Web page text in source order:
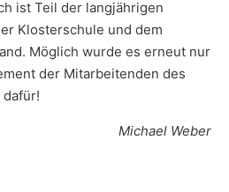
ist Teil der langjährigen
Klosterschule und dem
Möglich wurde es erneut nur
der Mitarbeitenden des
dafür!
Michael Weber